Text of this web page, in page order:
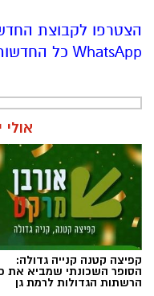
הצטרפו לקבוצת
WhatsApp כל החדשות לחצו כאן
אולי
קפיצה קטנה קנייה גדולה:
הסופר השכונתי שמביא את
הרשתות הגדולות לרמת גן